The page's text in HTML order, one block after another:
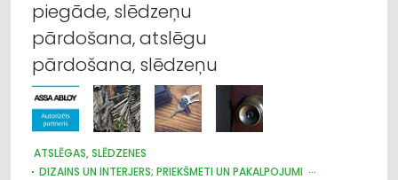
piegāde, slēdzeņu
pārdošana, atslēgu
pārdošana, slēdzeņu
ATSLĒGAS, SLĒDZENES
DIZAINS UN INTERJERS; PRIEKŠMETI UN PAKALPOJUMI